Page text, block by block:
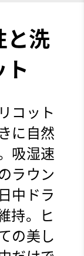
と洗
コット
に自然
吸湿速
ラウン
中ドラ
持。ヒ
の美し